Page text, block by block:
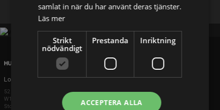
HUVUDKONTOR
London
52 Brook Street
W1K 5DS London
Storbritannien
samlat in när du har använt deras tjänster.
Läs mer
Strikt
nödvändigt
Prestanda Inriktning
ACCEPTERA ALLA